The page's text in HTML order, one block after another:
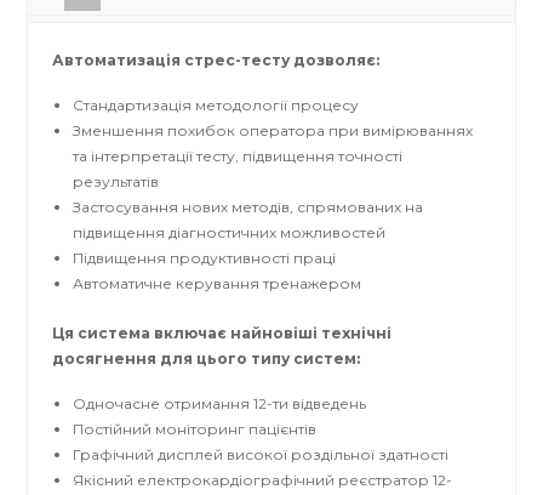
Автоматизація стрес-тесту дозволяє:
Стандартизація методології процесу
Зменшення похибок оператора при вимірюваннях
та інтерпретації тесту, підвищення точності
результатів
Застосування нових методів, спрямованих на
підвищення діагностичних можливостей
Підвищення продуктивності праці
Автоматичне керування тренажером
Ця система включає найновіші технічні
досягнення для цього типу систем:
Одночасне отримання 12-ти відведень
Постійний моніторинг пацієнтів
Графічний дисплей високої роздільної здатності
Якісний електрокардіографічний реєстратор 12-